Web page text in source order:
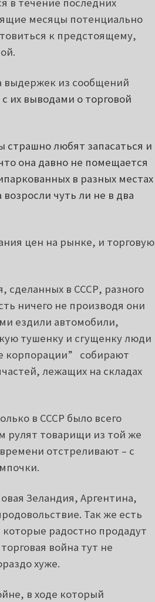
в течение последних
месяцы потенциально
к предстоящему,
выдержек из сообщений
их выводами о торговой
страшно любят запасаться и
она давно не помещается
в разных местах
чуть ли не в два
цен на рынке, и торговую
сделанных в СССР, разного
ничего не производя они
ездили автомобили,
тушенку и сгущенку люди
корпорации” собирают
лежащих на складах
в СССР было всего
рулят товарищи из той же
отстреливают – с
Зеландия, Аргентина,
Так же есть
радостно продадут
война тут не
хуже.
в ходе который